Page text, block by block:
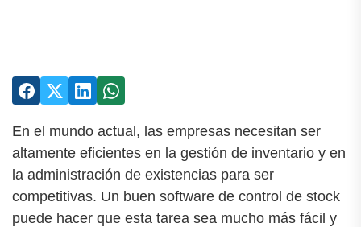
En el mundo actual, las empresas necesitan ser
altamente eficientes en la gestión de inventario y en
la administración de existencias para ser
competitivas. Un buen software de control de stock
puede hacer que esta tarea sea mucho más fácil y